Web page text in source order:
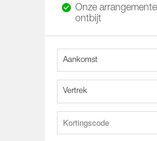
Onze
ontbijt
Aankomst
Vertrek